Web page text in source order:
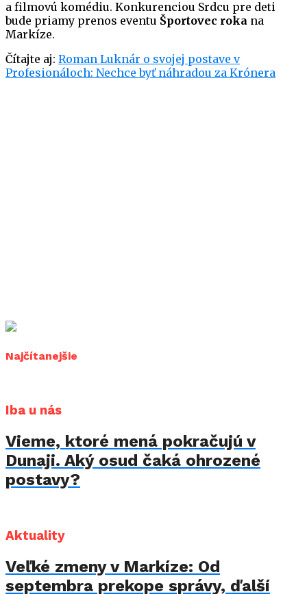
a filmovú komédiu. Konkurenciou Srdcu pre deti
bude priamy prenos eventu Športovec roka na
Markíze.
Čítajte aj: Roman Luknár o svojej postave v
Profesionáloch: Nechce byť náhradou za Krónera
Najčítanejšie
Iba u nás
Vieme, ktoré mená pokračujú v
Dunaji. Aký osud čaká ohrozené
postavy?
Aktuality
Veľké zmeny v Markíze: Od
septembra prekope správy, ďalší